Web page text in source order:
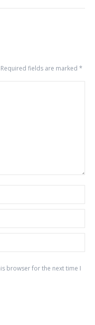
fields are marked *
browser for the next time I